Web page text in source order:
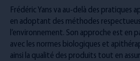
Frédéric Yans va au-delà des pratiques
en adoptant des méthodes
l’environnement. Son approche est en
avec les normes biologiques et
ainsi la qualité des produits tout en